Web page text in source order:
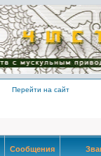
Перейти на сайт
Сообщения